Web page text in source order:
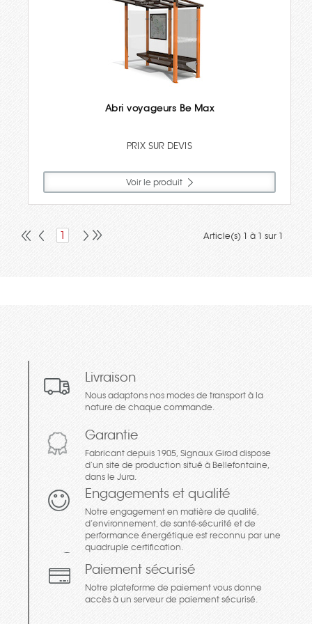
Abri voyageurs Be Max
PRIX SUR DEVIS
Voir le produit
1 Article(s) 1 à 1 sur 1
Livraison
Nous adaptons nos modes de transport à la
nature de chaque commande.
Garantie
Fabricant depuis 1905, Signaux Girod dispose
d’un site de production situé à Bellefontaine,
dans le Jura.
Engagements et qualité
Notre engagement en matière de qualité,
d’environnement, de santé-sécurité et de
performance énergétique est reconnu par une
quadruple certification.
Paiement sécurisé
Notre plateforme de paiement vous donne
accès à un serveur de paiement sécurisé.